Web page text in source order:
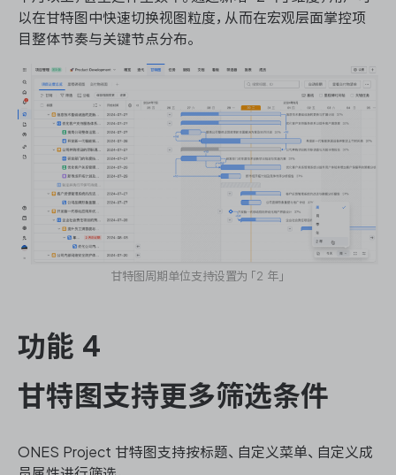
以在甘特图中快速切换视图粒度，从而在宏观层面掌控项
目整体节奏与关键节点分布。
甘特图周期单位支持设置为「2 年」
功能 4
甘特图支持更多筛选条件
ONES Project 甘特图支持按标题、自定义菜单、自定义成